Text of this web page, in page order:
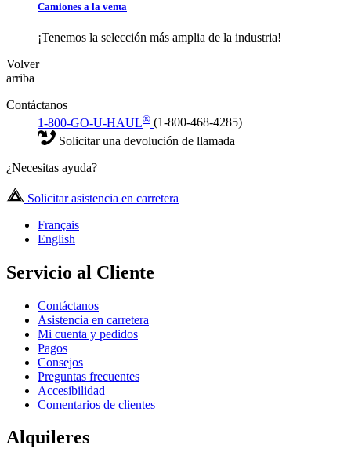
Camiones a la venta
¡Tenemos la selección más amplia de la industria!
Volver
arriba
Contáctanos
1-800-GO-U-HAUL® (1-800-468-4285)
Solicitar una devolución de llamada
¿Necesitas ayuda?
Solicitar asistencia en carretera
Français
English
Servicio al Cliente
Contáctanos
Asistencia en carretera
Mi cuenta y pedidos
Pagos
Consejos
Preguntas frecuentes
Accesibilidad
Comentarios de clientes
Alquileres